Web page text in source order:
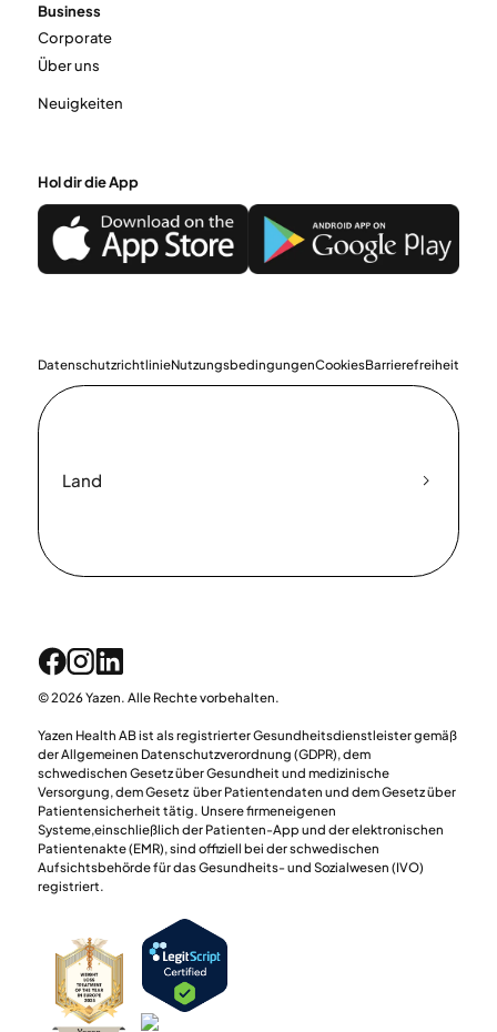
Business
Corporate
Über uns
Neuigkeiten
Hol dir die App
DatenschutzrichtlinieNutzungsbedingungenCookiesBarrierefreiheit
Land
© 2026 Yazen. Alle Rechte vorbehalten.
Yazen Health AB ist als registrierter Gesundheitsdienstleister gemäß
der Allgemeinen Datenschutzverordnung (GDPR), dem
schwedischen Gesetz über Gesundheit und medizinische
Versorgung, dem Gesetz über Patientendaten und dem Gesetz über
Patientensicherheit tätig. Unsere firmeneigenen
Systeme,einschließlich der Patienten-App und der elektronischen
Patientenakte (EMR), sind offiziell bei der schwedischen
Aufsichtsbehörde für das Gesundheits- und Sozialwesen (IVO)
registriert.